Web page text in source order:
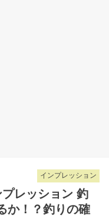
インプレッション
レッション 釣
か！？釣りの確